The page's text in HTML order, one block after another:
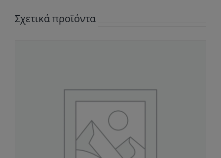
Σχετικά προϊόντα